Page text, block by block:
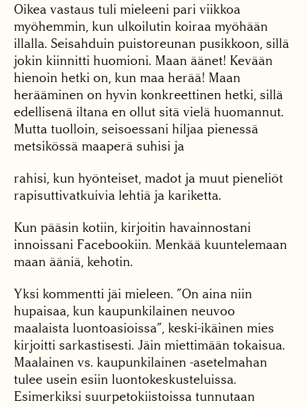
Oikea vastaus tuli mieleeni pari viikkoa
myöhemmin, kun ulkoilutin koiraa myöhään
illalla. Seisahduin puistoreunan pusikkoon, sillä
jokin kiinnitti huomioni. Maan äänet! Kevään
hienoin hetki on, kun maa herää! Maan
herääminen on hyvin konkreettinen hetki, sillä
edellisenä iltana en ollut sitä vielä huomannut.
Mutta tuolloin, seisoessani hiljaa pienessä
metsikössä maaperä suhisi ja
rahisi, kun hyönteiset, madot ja muut pieneliöt
rapisuttivatkuivia lehtiä ja kariketta.
Kun pääsin kotiin, kirjoitin havainnostani
innoissani Facebookiin. Menkää kuuntelemaan
maan ääniä, kehotin.
Yksi kommentti jäi mieleen. ”On aina niin
hupaisaa, kun kaupunkilainen neuvoo
maalaista luontoasioissa”, keski-ikäinen mies
kirjoitti sarkastisesti. Jäin miettimään tokaisua.
Maalainen vs. kaupunkilainen -asetelmahan
tulee usein esiin luontokeskusteluissa.
Esimerkiksi suurpetokiistoissa tunnutaan